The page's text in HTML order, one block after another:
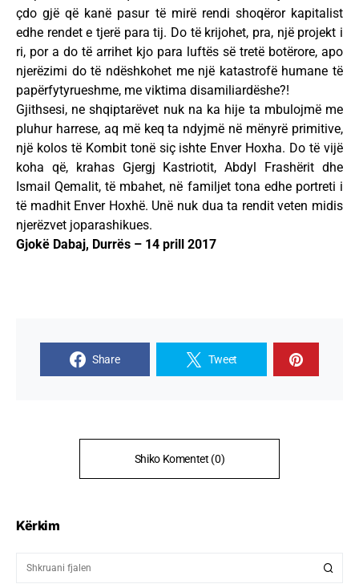
çdo gjë që kanë pasur të mirë rendi shoqëror kapitalist
edhe rendet e tjerë para tij. Do të krijohet, pra, një projekt i
ri, por a do të arrihet kjo para luftës së tretë botërore, apo
njerëzimi do të ndëshkohet me një katastrofë humane të
papërfytyrueshme, me viktima disamiliardëshe?!
Gjithsesi, ne shqiptarëvet nuk na ka hije ta mbulojmë me
pluhur harrese, aq më keq ta ndyjmë në mënyrë primitive,
një kolos të Kombit tonë siç ishte Enver Hoxha. Do të vijë
koha që, krahas Gjergj Kastriotit, Abdyl Frashërit dhe
Ismail Qemalit, të mbahet, në familjet tona edhe portreti i
të madhit Enver Hoxhë. Unë nuk dua ta rendit veten midis
njerëzvet joparashikues.
Gjokë Dabaj, Durrës – 14 prill 2017
Share Tweet
Shiko Komentet (0)
Kërkim